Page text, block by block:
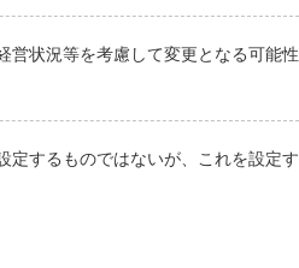
営状況等を考慮して変更となる可能性
定するものではないが、これを設定す